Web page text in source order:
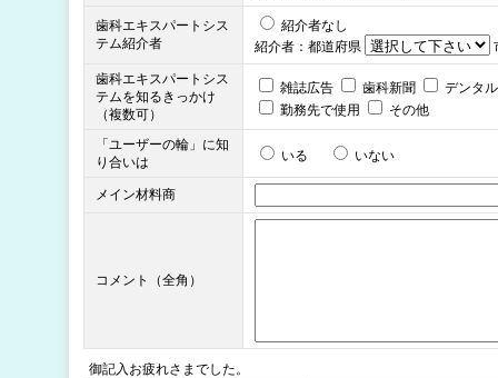
歯科エキスパートシス
テム紹介者
紹介者なし
紹介者：都道府県
歯科エキスパートシス
テムを知るきっかけ
（複数可）
雑誌広告 歯科新聞
デンタ
勤務先で使用
その他
「ユーザーの輪」に知
り合いは
いる いない
メイン材料商
コメント（全角）
御記入お疲れさまでした。